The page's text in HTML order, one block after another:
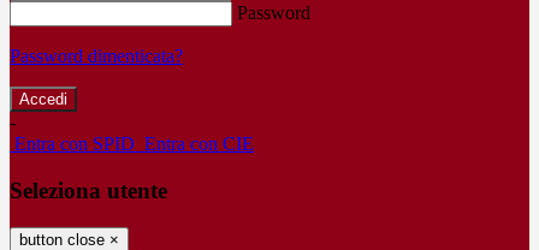
Password
Password dimenticata?
-
Entra con SPID Entra con CIE
Seleziona utente
button close ×